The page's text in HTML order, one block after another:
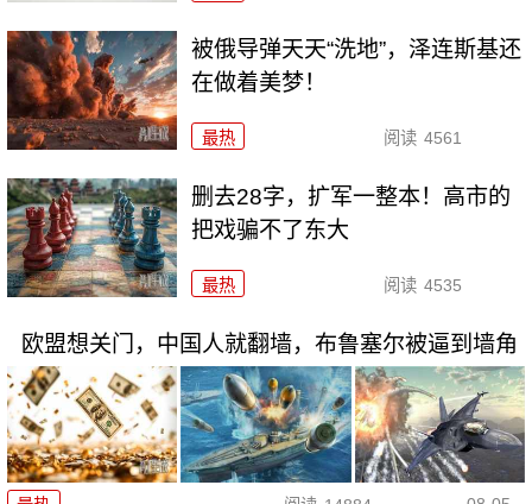
被俄导弹天天“洗地”，泽连斯基还
在做着美梦！
最热 阅读 4561
删去28字，扩军一整本！高市的
把戏骗不了东大
最热 阅读 4535
欧盟想关门，中国人就翻墙，布鲁塞尔被逼到墙角